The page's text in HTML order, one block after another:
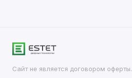
Сайт не является договором оферты.